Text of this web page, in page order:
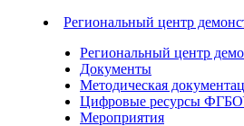
Региональный центр
Региональный центр
Документы
Методическая
Цифровые ресурсы
Мероприятия